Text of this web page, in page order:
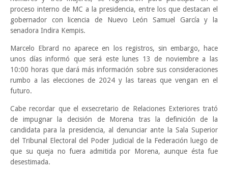
proceso interno de MC a la presidencia, entre los que destacan el
gobernador con licencia de Nuevo León Samuel García y la
senadora Indira Kempis.
Marcelo Ebrard no aparece en los registros, sin embargo, hace
unos días informó que será este lunes 13 de noviembre a las
10:00 horas que dará más información sobre sus consideraciones
rumbo a las elecciones de 2024 y las tareas que vengan en el
futuro.
Cabe recordar que el exsecretario de Relaciones Exteriores trató
de impugnar la decisión de Morena tras la definición de la
candidata para la presidencia, al denunciar ante la Sala Superior
del Tribunal Electoral del Poder Judicial de la Federación luego de
que su queja no fuera admitida por Morena, aunque ésta fue
desestimada.